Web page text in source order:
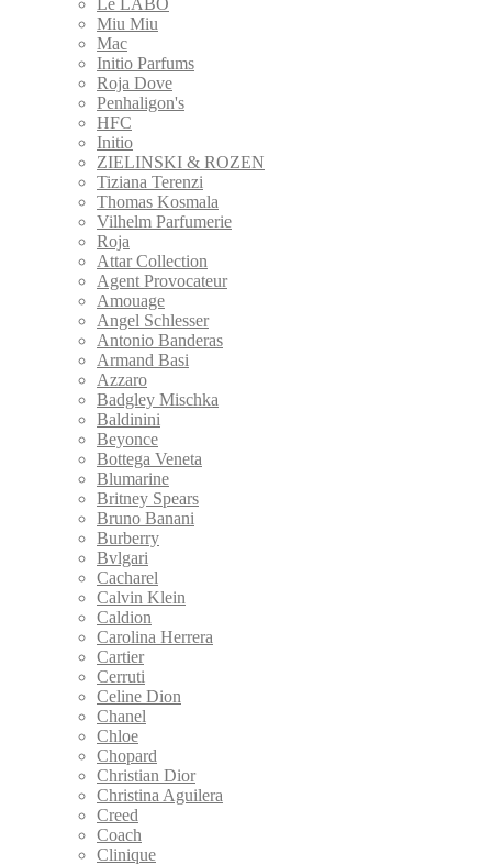
Miu Miu
Mac
Initio Parfums
Roja Dove
Penhaligon's
HFC
Initio
ZIELINSKI & ROZEN
Tiziana Terenzi
Thomas Kosmala
Vilhelm Parfumerie
Roja
Attar Collection
Agent Provocateur
Amouage
Angel Schlesser
Antonio Banderas
Armand Basi
Azzaro
Badgley Mischka
Baldinini
Beyonce
Bottega Veneta
Blumarine
Britney Spears
Bruno Banani
Burberry
Bvlgari
Cacharel
Calvin Klein
Caldion
Carolina Herrera
Cartier
Cerruti
Celine Dion
Chanel
Chloe
Chopard
Christian Dior
Christina Aguilera
Creed
Coach
Clinique